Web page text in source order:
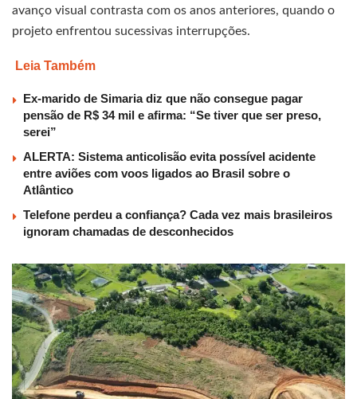
avanço visual contrasta com os anos anteriores, quando o
projeto enfrentou sucessivas interrupções.
Leia Também
Ex-marido de Simaria diz que não consegue pagar
pensão de R$ 34 mil e afirma: “Se tiver que ser preso,
serei”
ALERTA: Sistema anticolisão evita possível acidente
entre aviões com voos ligados ao Brasil sobre o
Atlântico
Telefone perdeu a confiança? Cada vez mais brasileiros
ignoram chamadas de desconhecidos